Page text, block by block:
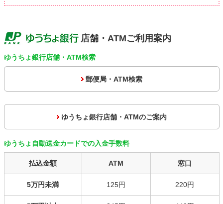
店舗・ATMご利用案内
ゆうちょ銀行店舗・ATM検索
郵便局・ATM検索
ゆうちょ銀行店舗・ATMのご案内
ゆうちょ自動送金カードでの入金手数料
払込金額 ATM 窓口
5万円未満 125円 220円